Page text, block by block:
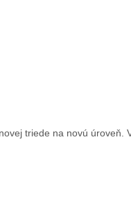
triede na novú